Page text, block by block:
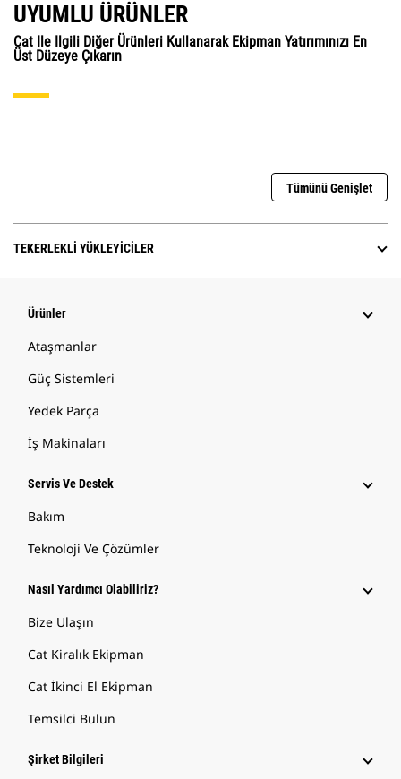
UYUMLU ÜRÜNLER
Cat Ile Ilgili Diğer Ürünleri Kullanarak Ekipman Yatırımınızı En
Üst Düzeye Çıkarın
Tümünü Genişlet
TEKERLEKLI YÜKLEYICILER
Ürünler
Ataşmanlar
Güç Sistemleri
Yedek Parça
İş Makinaları
Servis Ve Destek
Bakım
Teknoloji Ve Çözümler
Nasıl Yardımcı Olabiliriz?
Bize Ulaşın
Cat Kiralık Ekipman
Cat İkinci El Ekipman
Temsilci Bulun
Şirket Bilgileri